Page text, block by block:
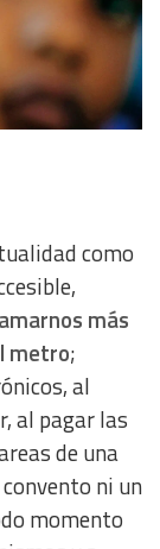
como
más
metro;
al
al pagar las
de una
ni un
momento